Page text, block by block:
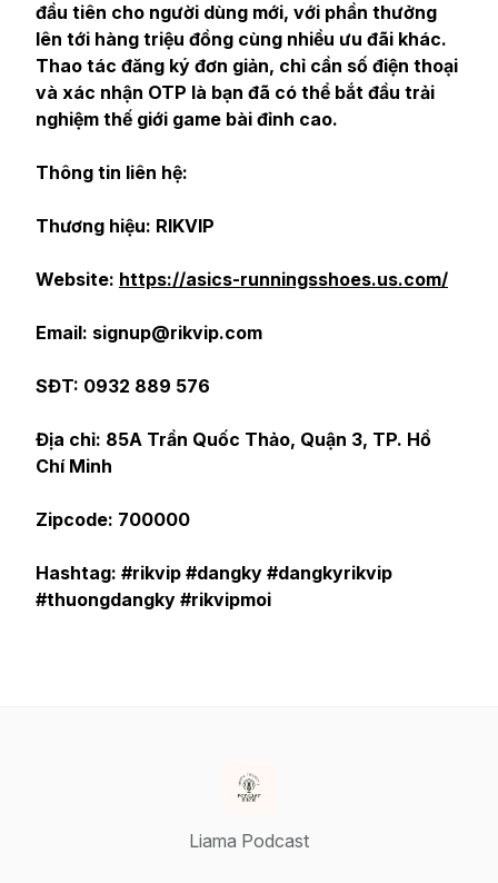
đầu tiên cho người dùng mới, với phần thưởng
lên tới hàng triệu đồng cùng nhiều ưu đãi khác.
Thao tác đăng ký đơn giản, chỉ cần số điện thoại
và xác nhận OTP là bạn đã có thể bắt đầu trải
nghiệm thế giới game bài đỉnh cao.
Thông tin liên hệ:
Thương hiệu: RIKVIP
Website: https://asics-runningsshoes.us.com/
Email: signup@rikvip.com
SĐT: 0932 889 576
Địa chỉ: 85A Trần Quốc Thảo, Quận 3, TP. Hồ
Chí Minh
Zipcode: 700000
Hashtag: #rikvip #dangky #dangkyrikvip
#thuongdangky #rikvipmoi
Liama Podcast